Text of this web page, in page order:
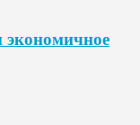
экономичное